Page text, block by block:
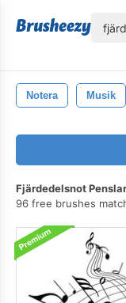
Notera Musik
Fjärdedelsnot Penslar
96 free brushes